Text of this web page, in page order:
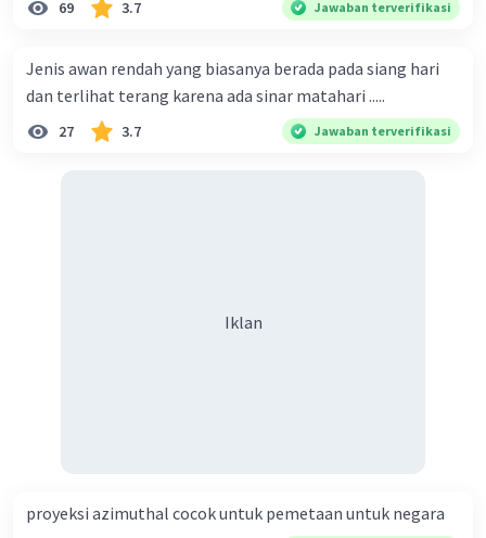
69 3.7 Jawaban terverifikasi
Jenis awan rendah yang biasanya berada pada siang hari
dan terlihat terang karena ada sinar matahari .....
27 3.7 Jawaban terverifikasi
Iklan
proyeksi azimuthal cocok untuk pemetaan untuk negara